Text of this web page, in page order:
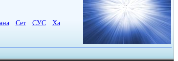
· Сет· СУС· Ха·